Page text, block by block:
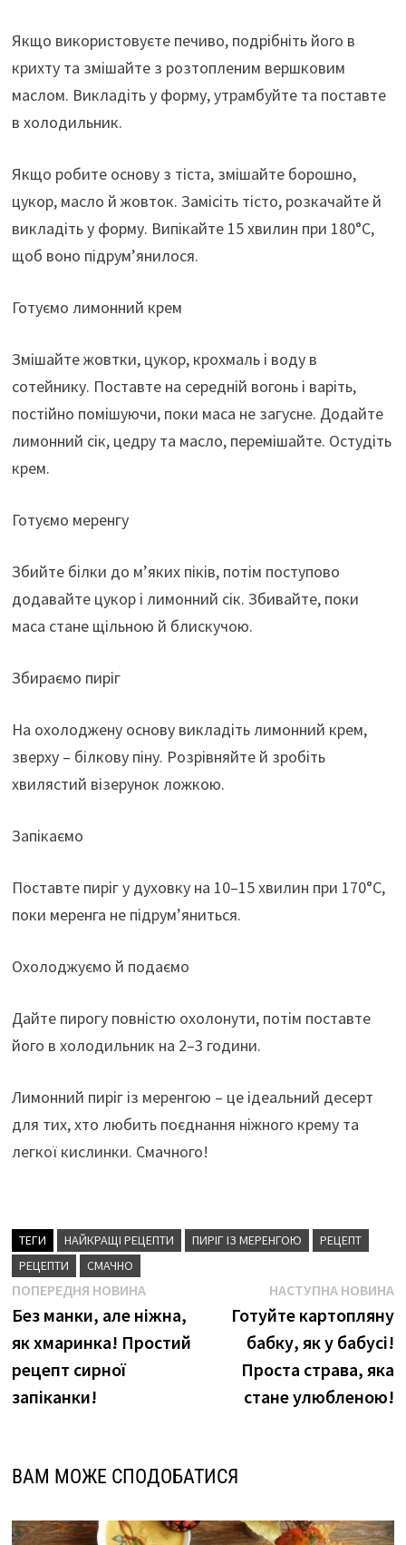
Якщо використовуєте печиво, подрібніть його в
крихту та змішайте з розтопленим вершковим
маслом. Викладіть у форму, утрамбуйте та поставте
в холодильник.
Якщо робите основу з тіста, змішайте борошно,
цукор, масло й жовток. Замісіть тісто, розкачайте й
викладіть у форму. Випікайте 15 хвилин при 180°C,
щоб воно підрум’янилося.
Готуємо лимонний крем
Змішайте жовтки, цукор, крохмаль і воду в
сотейнику. Поставте на середній вогонь і варіть,
постійно помішуючи, поки маса не загусне. Додайте
лимонний сік, цедру та масло, перемішайте. Остудіть
крем.
Готуємо меренгу
Збийте білки до м’яких піків, потім поступово
додавайте цукор і лимонний сік. Збивайте, поки
маса стане щільною й блискучою.
Збираємо пиріг
На охолоджену основу викладіть лимонний крем,
зверху – білкову піну. Розрівняйте й зробіть
хвилястий візерунок ложкою.
Запікаємо
Поставте пиріг у духовку на 10–15 хвилин при 170°C,
поки меренга не підрум’яниться.
Охолоджуємо й подаємо
Дайте пирогу повністю охолонути, потім поставте
його в холодильник на 2–3 години.
Лимонний пиріг із меренгою – це ідеальний десерт
для тих, хто любить поєднання ніжного крему та
легкої кислинки. Смачного!
ТЕГИ НАЙКРАЩІ РЕЦЕПТИ ПИРІГ ІЗ МЕРЕНГОЮ
РЕЦЕПТ
РЕЦЕПТИ
СМАЧНО
Навігація
записів
ПОПЕРЕДНЯ НОВИНАПопередня
новина
Без манки, але ніжна,
як хмаринка! Простий
рецепт сирної
запіканки!
НАСТУПНА НОВИНА
Готуйте картопляну
бабку, як у бабусі!
Проста страва, яка
стане улюбленою!
ВАМ МОЖЕ СПОДОБАТИСЯ